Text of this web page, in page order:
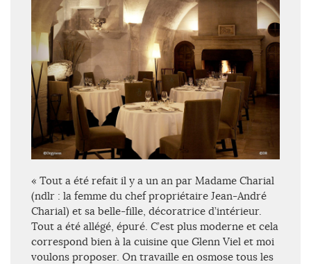
« Tout a été refait il y a un an par Madame Charial
(ndlr : la femme du chef propriétaire Jean-André
Charial) et sa belle-fille, décoratrice d’intérieur.
Tout a été allégé, épuré. C’est plus moderne et cela
correspond bien à la cuisine que Glenn Viel et moi
voulons proposer. On travaille en osmose tous les